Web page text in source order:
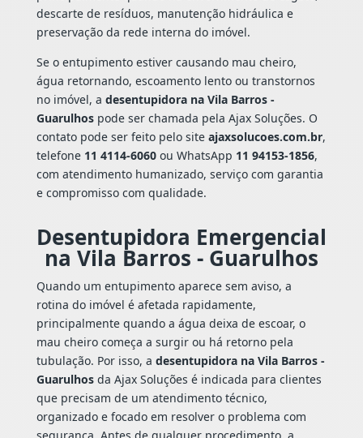
descarte de resíduos, manutenção hidráulica e
preservação da rede interna do imóvel.
Se o entupimento estiver causando mau cheiro,
água retornando, escoamento lento ou transtornos
no imóvel, a desentupidora na Vila Barros -
Guarulhospode ser chamada pela Ajax Soluções. O
contato pode ser feito pelo site ajaxsolucoes.com.br,
telefone 11 4114-6060ou WhatsApp 11 94153-1856,
com atendimento humanizado, serviço com garantia
e compromisso com qualidade.
Desentupidora Emergencial
na Vila Barros - Guarulhos
Quando um entupimento aparece sem aviso, a
rotina do imóvel é afetada rapidamente,
principalmente quando a água deixa de escoar, o
mau cheiro começa a surgir ou há retorno pela
tubulação. Por isso, a desentupidora na Vila Barros -
Guarulhosda Ajax Soluções é indicada para clientes
que precisam de um atendimento técnico,
organizado e focado em resolver o problema com
segurança. Antes de qualquer procedimento, a